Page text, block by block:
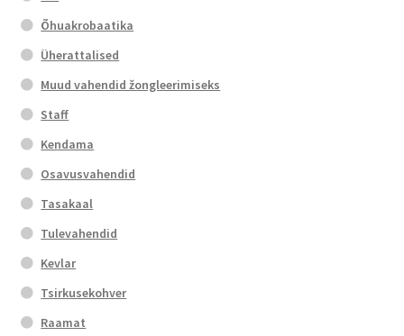
Õhuakrobaatika
Üherattalised
Muud vahendid žongleerimiseks
Staff
Kendama
Osavusvahendid
Tasakaal
Tulevahendid
Kevlar
Tsirkusekohver
Raamat